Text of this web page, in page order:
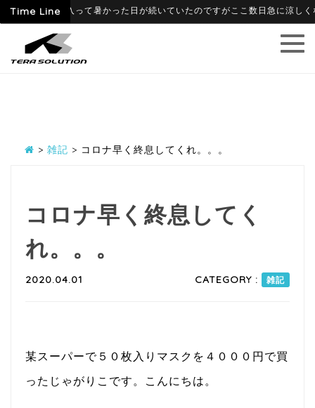
Time Line
09 6月に入って暑かった日が続いていたのですがここ数日急に涼しく
> 雑記 > コロナ早く終息してくれ。。。
コロナ早く終息してく
れ。。。
2020.04.01 CATEGORY : 雑記
某スーパーで５０枚入りマスクを４０００円で買
ったじゃがりこです。こんにちは。